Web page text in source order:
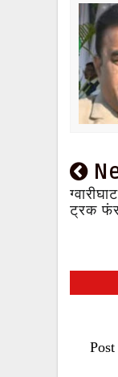
ट्रक